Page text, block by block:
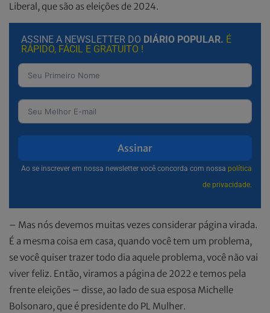
Liberal, que são as eleições de 2024.
ASSINE A NEWSLETTER DO DIÁRIO POPULAR. É
RÁPIDO, FÁCIL E GRATUITO !
Assinar
Ao se inscrever em nossa newsletter você concorda com nossa política
de privacidade.
– Mas nós devemos muitas vezes considerar página virada.
É a mesma coisa em casa, quando você tem um problema,
se você quiser trazer todo dia aquele problema, você não vai
viver feliz. Então, viramos a página de 2022 e temos pela
frente eleições – disse, ao lado de sua esposa Michelle
Bolsonaro, que é presidente do PL Mulher.